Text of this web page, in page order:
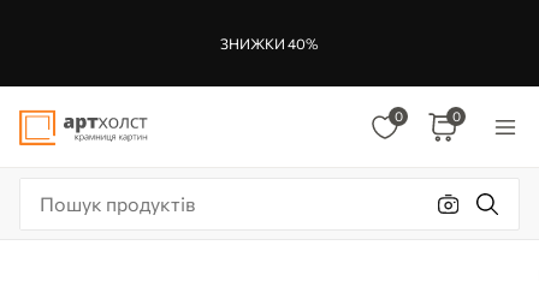
ЗНИЖКИ 40%
0 0